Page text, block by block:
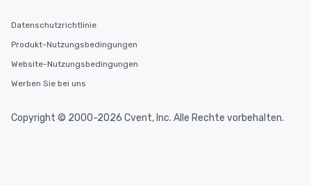
Datenschutzrichtlinie
Produkt-Nutzungsbedingungen
Website-Nutzungsbedingungen
Werben Sie bei uns
Copyright © 2000-2026 Cvent, Inc. Alle Rechte vorbehalten.